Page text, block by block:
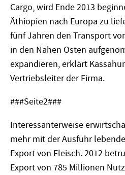
Cargo, wird Ende 2013
Äthiopien nach Europa zu
fünf Jahren den Transport
in den Nahen Osten
expandieren, erklärt
Vertriebsleiter der Firma.
###Seite2###
Interessanterweise
mehr mit der Ausfuhr
Export von Fleisch. 2012
Export von 785 Millionen